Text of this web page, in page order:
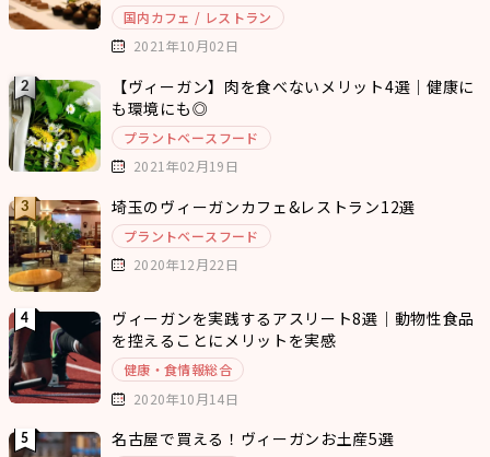
国内カフェ / レストラン
2021年10月02日
【ヴィーガン】肉を食べないメリット4選｜健康に
も環境にも◎
プラントベースフード
2021年02月19日
埼玉のヴィーガンカフェ&レストラン12選
プラントベースフード
2020年12月22日
ヴィーガンを実践するアスリート8選｜動物性食品
を控えることにメリットを実感
健康・食情報総合
2020年10月14日
名古屋で買える！ヴィーガンお土産5選